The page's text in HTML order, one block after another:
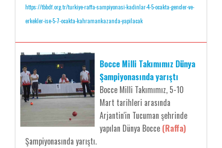
https://tbbdf.org.tr/turkiye-raffa-sampiyonasi-kadinlar-4-5-ocakta-gencler-ve-
erkekler-ise-5-7-ocakta-kahramankazanda-yapilacak
Bocce Milli Takımımız Dünya
Şampiyonasında yarıştı
Bocce Milli Takımımız, 5-10
Mart tarihleri arasında
Arjantin'in Tucuman şehrinde
yapılan Dünya Bocce (Raffa)
Şampiyonasında yarıştı.